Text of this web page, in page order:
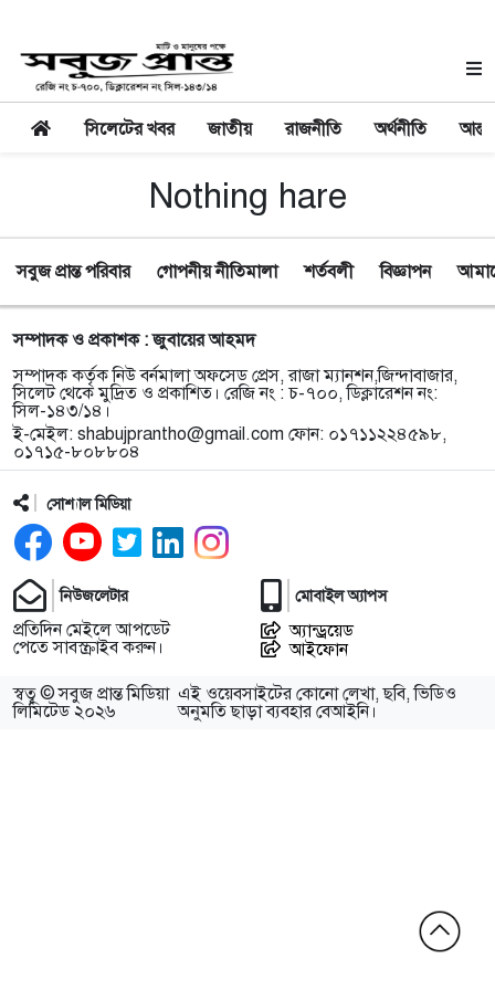
সিলেটের খবর জাতীয় রাজনীতি অর্থনীতি
Nothing hare
সবুজ প্রান্ত পরিবার গোপনীয় নীতিমালা শর্তবলী বিজ্ঞাপন
সম্পাদক ও প্রকাশক : জুবায়ের আহমদ
সম্পাদক কর্তৃক নিউ বর্নমালা অফসেড প্রেস, রাজা ম্যানশন,জিন্দাবাজার,
সিলেট থেকে মুদ্রিত ও প্রকাশিত। রেজি নং : চ-৭০০, ডিক্লারেশন নং:
সিল-১৪৩/১৪।
ই-মেইল: shabujprantho@gmail.com ফোন: ০১৭১১২২৪৫৯৮,
০১৭১৫-৮০৮৮০৪
সোশ্যাল মিডিয়া
নিউজলেটার
প্রতিদিন মেইলে আপডেট
পেতে সাবস্ক্রাইব করুন।
মোবাইল অ্যাপস
অ্যান্ড্রয়েড
আইফোন
স্বত্ব © সবুজ প্রান্ত মিডিয়া
লিমিটেড ২০২৬
এই ওয়েবসাইটের কোনো লেখা, ছবি, ভিডিও
অনুমতি ছাড়া ব্যবহার বেআইনি।